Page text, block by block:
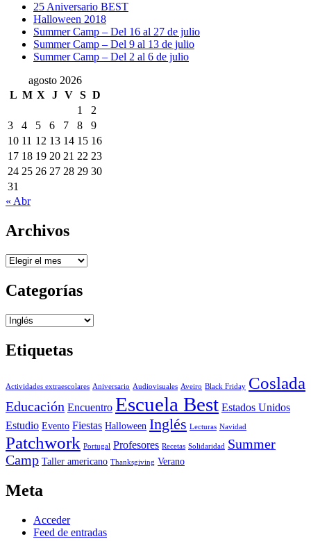
25 Aniversario BEST
Halloween 2018
Summer Camp – Del 16 al 27 de julio
Summer Camp – Del 9 al 13 de julio
Summer Camp – Del 2 al 6 de julio
agosto 2026
L M X J V S D
1
2
3
4 5 6 7 8
9
10 11 12 13 14 15 16
17 18 19 20 21 22 23
24 25 26 27 28 29 30
31
« Abr
Archivos
Archivos
Categorías
Categorías
Etiquetas
Actividades extraescolares Aniversario Audiovisuales Aveiro Black Friday Coslada
Educación Encuentro Escuela Best Estados Unidos
Estudio Evento Fiestas Halloween Inglés Lecturas Navidad
Patchwork Portugal Profesores Recetas Solidaridad
Summer
Camp Taller americano Thanksgiving Verano
Meta
Acceder
Feed de entradas